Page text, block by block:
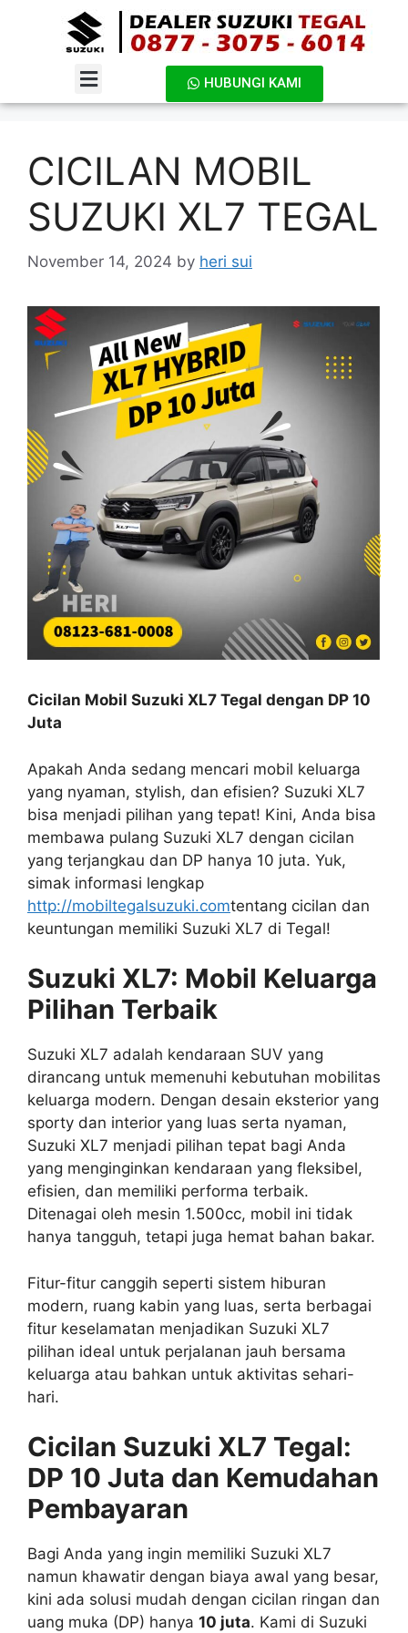
HUBUNGI KAMI
CICILAN MOBIL
SUZUKI XL7 TEGAL
November 14, 2024 by heri sui
Cicilan Mobil Suzuki XL7 Tegal dengan DP 10
Juta
Apakah Anda sedang mencari mobil keluarga
yang nyaman, stylish, dan efisien? Suzuki XL7
bisa menjadi pilihan yang tepat! Kini, Anda bisa
membawa pulang Suzuki XL7 dengan cicilan
yang terjangkau dan DP hanya 10 juta. Yuk,
simak informasi lengkap
http://mobiltegalsuzuki.comtentang cicilan dan
keuntungan memiliki Suzuki XL7 di Tegal!
Suzuki XL7: Mobil Keluarga
Pilihan Terbaik
Suzuki XL7 adalah kendaraan SUV yang
dirancang untuk memenuhi kebutuhan mobilitas
keluarga modern. Dengan desain eksterior yang
sporty dan interior yang luas serta nyaman,
Suzuki XL7 menjadi pilihan tepat bagi Anda
yang menginginkan kendaraan yang fleksibel,
efisien, dan memiliki performa terbaik.
Ditenagai oleh mesin 1.500cc, mobil ini tidak
hanya tangguh, tetapi juga hemat bahan bakar.
Fitur-fitur canggih seperti sistem hiburan
modern, ruang kabin yang luas, serta berbagai
fitur keselamatan menjadikan Suzuki XL7
pilihan ideal untuk perjalanan jauh bersama
keluarga atau bahkan untuk aktivitas sehari-
hari.
Cicilan Suzuki XL7 Tegal:
DP 10 Juta dan Kemudahan
Pembayaran
Bagi Anda yang ingin memiliki Suzuki XL7
namun khawatir dengan biaya awal yang besar,
kini ada solusi mudah dengan cicilan ringan dan
uang muka (DP) hanya 10 juta. Kami di Suzuki